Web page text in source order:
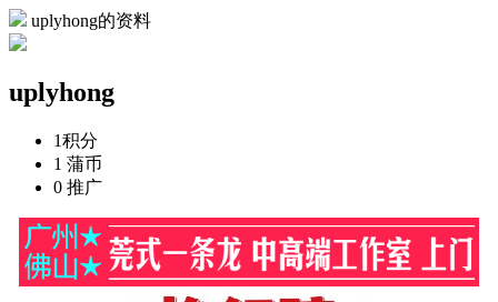
uplyhong的资料
uplyhong
1积分
1 蒲币
0 推广